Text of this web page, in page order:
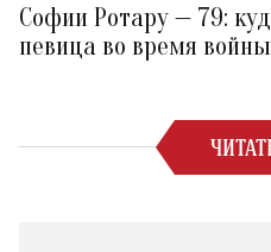
Софии Ротару — 79:
певица во время войны